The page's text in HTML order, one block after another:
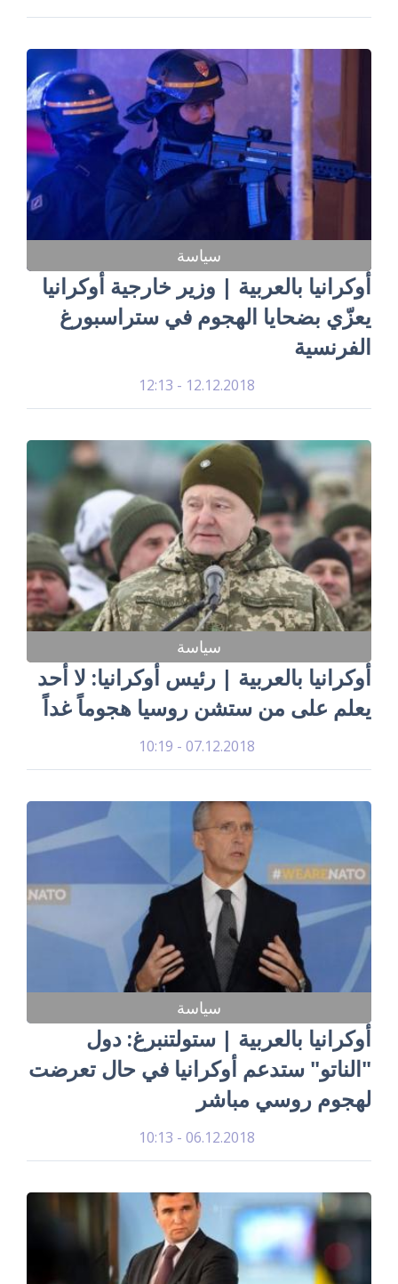
سياسة
أوكرانيا بالعربية | وزير خارجية أوكرانيا
يعزّي بضحايا الهجوم في ستراسبورغ
الفرنسية
12.12.2018 - 12:13
سياسة
أوكرانيا بالعربية | رئيس أوكرانيا: لا أحد
يعلم على من ستشن روسيا هجوماً غداً
07.12.2018 - 10:19
سياسة
أوكرانيا بالعربية | ستولتنبرغ: دول
"الناتو" ستدعم أوكرانيا في حال تعرضت
لهجوم روسي مباشر
06.12.2018 - 10:13